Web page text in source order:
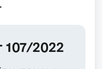
107/2022